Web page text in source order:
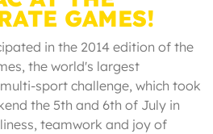
GAMES!
in the 2014 edition of the
the world's largest
sport challenge, which took
the 5th and 6th of July in
teamwork and joy of